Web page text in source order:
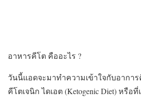
อาหารคีโต คืออะไร ?
วันนี้แอดจะมาทำความเข้าใจกับอากา
คีโตเจนิก ไดเอต (Ketogenic Diet) หรือ